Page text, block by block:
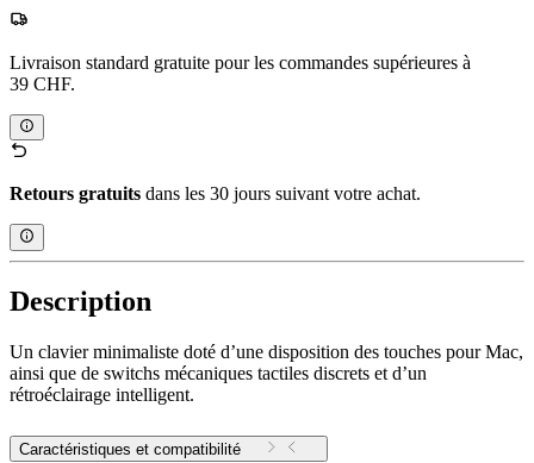
Livraison standard gratuite pour les commandes supérieures à
39 CHF.
Retours gratuits dans les 30 jours suivant votre achat.
Description
Un clavier minimaliste doté d’une disposition des touches pour Mac,
ainsi que de switchs mécaniques tactiles discrets et d’un
rétroéclairage intelligent.
Caractéristiques et compatibilité